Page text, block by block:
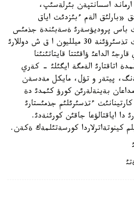
اسسانتپةن بئرلةسئپ،
«بارلئق الةم ءبئزدئث اياق
باس پروديؤسةرئ ةسةبئندة جذمئس
ئستةپ جاتئر. كارتينانئث تذسئرؤئنة 30 ميلليون ا ق ش دوللارئ
الداعئ ؤاقئتتا قايتاتئنئنا
اتاقتارئ الةمگة ايگئلئ - كةري
پيتةر و تؤل، مايكل مةدسةن
بةينةلةرئن كورؤ كئمدئ دة
ءتذسئرئلئم جذمئستارئ
دا اياقتالؤعا جاقئن كورئنةدئ.
كينوتةاترلاردا كورسةتئلمةك ةكةن.